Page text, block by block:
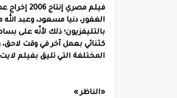
فيلم
الغفور، دنيا مسعود، وعبد
بالتليفزيون؛ ذلك لأنّه على
كثنائي بعمل آخر في وقت
المختلفة التي تليق بفيلم
«الناظر »